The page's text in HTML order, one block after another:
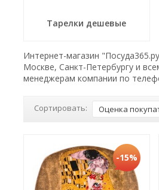
Тарелки дешевые
Интернет-магазин
Москве, Санкт-Петербургу и
менеджерам компании по
Сортировать: Оценка
-15%